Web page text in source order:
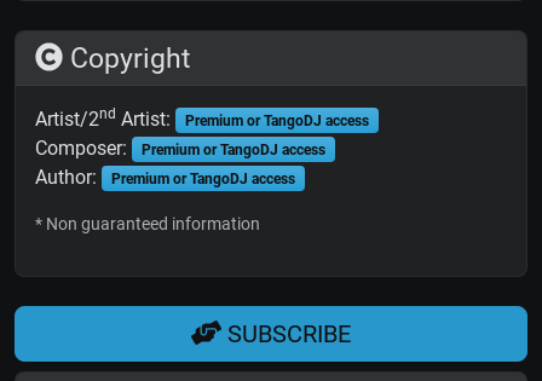
Copyright
Artist/2nd Artist: Premium or TangoDJ access
Composer: Premium or TangoDJ access
Author: Premium or TangoDJ access
* Non guaranteed information
SUBSCRIBE